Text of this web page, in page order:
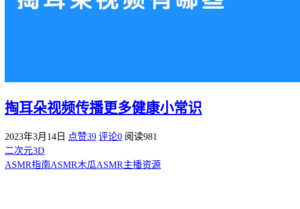
掏耳朵视频传播更多健康小常识
2023年3月14日 点赞39 评论0 阅读981
二次元3D
ASMR指南ASMR木瓜ASMR主播资源